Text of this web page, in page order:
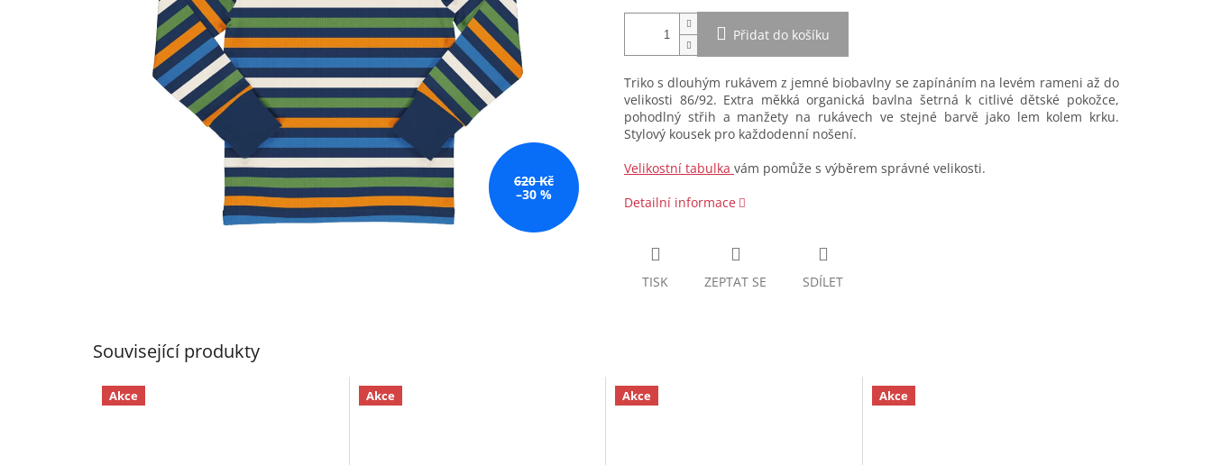
620 Kč
–30 %
Přidat do košíku
Triko s dlouhým rukávem z jemné biobavlny se zapínáním na levém rameni až do
velikosti 86/92. Extra měkká organická bavlna šetrná k citlivé dětské pokožce,
pohodlný střih a manžety na rukávech ve stejné barvě jako lem kolem krku.
Stylový kousek pro každodenní nošení.
Velikostní tabulka vám pomůže s výběrem správné velikosti.
Detailní informace
TISK ZEPTAT SE SDÍLET
Související produkty
Akce Akce Akce Akce